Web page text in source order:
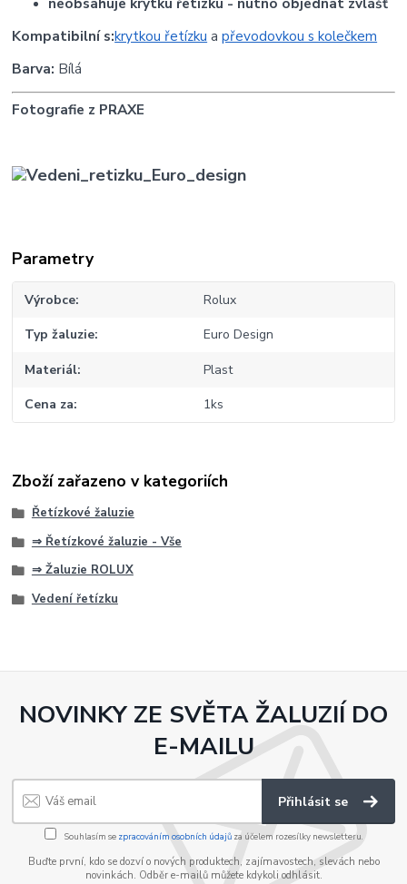
Kompatibilní s:krytkou řetízku apřevodovkou s kolečkem
Barva: Bílá
Fotografie z PRAXE
Parametry
Výrobce Rolux
Typ žaluzie Euro Design
Materiál Plast
Cena za 1ks
Zboží zařazeno v kategoriích
Řetízkové žaluzie
⇒ Řetízkové žaluzie - Vše
⇒ Žaluzie ROLUX
Vedení řetízku
NOVINKY ZE SVĚTA ŽALUZIÍ DO
E-MAILU
Přihlásit se
Souhlasím se zpracováním osobních údajůza účelem rozesílky newsletteru.
Buďte první, kdo se dozví o nových produktech, zajímavostech, slevách nebo
novinkách. Odběr e-mailů můžete kdykoli odhlásit.